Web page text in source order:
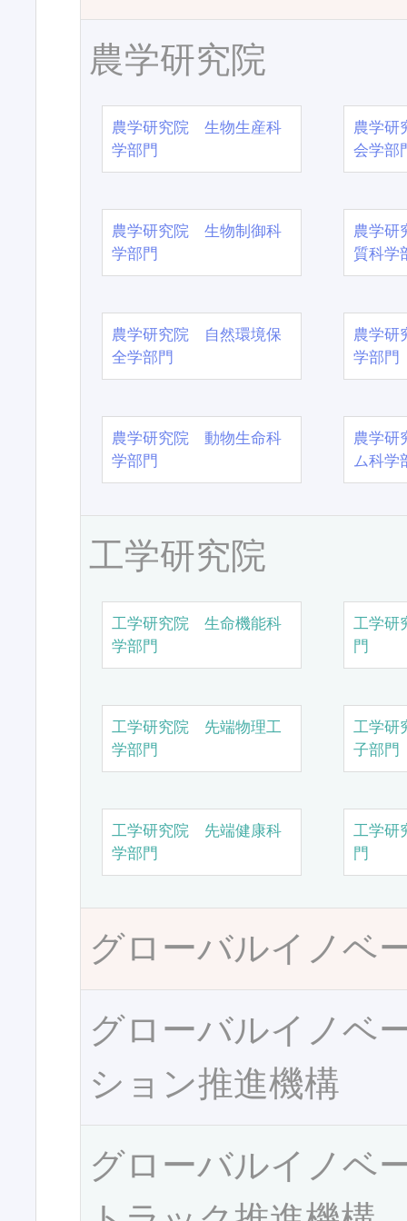
農学研究院
農学研究院 生物生産科
学部門
農学
会学部
農学研究院 生物制御科
学部門
農学
質科学
農学研究院 自然環境保
全学部門
農学
学部門
農学研究院 動物生命科
学部門
農学
ム科学
工学研究院
工学研究院 生命機能科
学部門
工学研
門
工学研究院 先端物理工
学部門
工学研
子部門
工学研究院 先端健康科
学部門
工学研
門
グローバルイノベ
グローバルイノベ
ション推進機構
グローバルイノベ